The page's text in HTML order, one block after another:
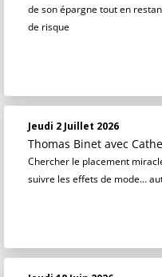
de son épargne tout en
de risque
Jeudi 2 Juillet 2026
Thomas Binet avec
Chercher le placement
suivre les effets de mode…